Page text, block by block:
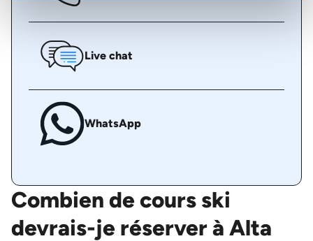
Live chat
WhatsApp
Combien de cours ski
devrais-je réserver à Alta